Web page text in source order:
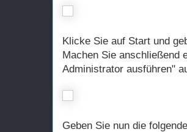
Klicke Sie auf Start und
Machen Sie anschließend
Administrator ausführen"
Geben Sie nun die